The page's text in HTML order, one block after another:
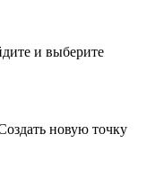
и выберите
новую точку